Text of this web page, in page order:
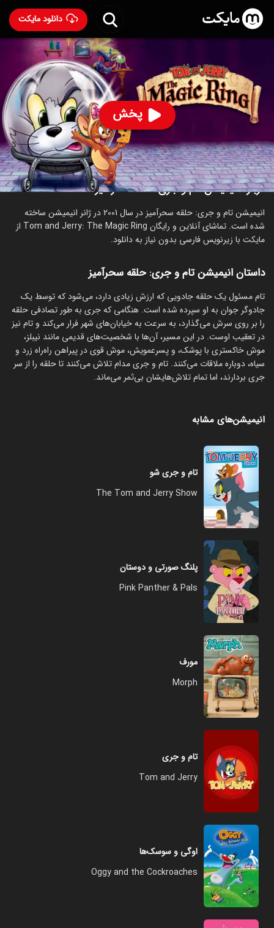
دانلود مایکت
پخش
انیمیشن تام و جری: حلقه سحرآمیز - Tom and Jerry: The
Magic Ring 2001
۸۱۷ 82% ۶.۲
رده سنی ۳+
انیمیشن
اکشن کمدی خانوادگی
درباره انیمیشن تام و جری: حلقه سحرآمیز
انیمیشن تام و جری: حلقه سحرآمیز در سال 2001 در ژانر انیمیشن ساخته
شده است. تماشای آنلاین و رایگان Tom and Jerry: The Magic Ring از
مایکت با زیرنویس فارسی بدون نیاز به دانلود.
داستان انیمیشن تام و جری: حلقه سحرآمیز
تام مسئول یک حلقه جادویی که ارزش زیادی دارد، می‌شود که توسط یک
جادوگر جوان به او سپرده شده است. هنگامی که جری به طور تصادفی حلقه
را بر روی سرش می‌گذارد، به سرعت به خیابان‌های شهر فرار می‌کند و تام نیز
در تعقیب اوست. در این مسیر، آن‌ها با شخصیت‌های قدیمی مانند نیبلز،
موش خاکستری با پوشک، و پسرعمویش، موش قوی در پیراهن راه‌راه زرد و
سیاه، دوباره ملاقات می‌کنند. تام و جری مدام تلاش می‌کنند تا حلقه را از سر
جری بردارند، اما تمام تلاش‌هایشان بی‌ثمر می‌ماند.
انیمیشن‌های مشابه
تام و جری شو
The Tom and Jerry Show
پلنگ صورتی و دوستان
Pink Panther & Pals
مورف
Morph
تام و جری
Tom and Jerry
اوگی و سوسک‌ها
Oggy and the Cockroaches